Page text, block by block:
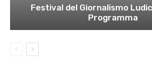
Festival del Giornalismo
Programma